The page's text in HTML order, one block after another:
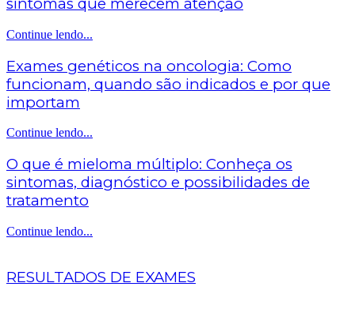
sintomas que merecem atenção
Continue lendo...
Exames genéticos na oncologia: Como
funcionam, quando são indicados e por que
importam
Continue lendo...
O que é mieloma múltiplo: Conheça os
sintomas, diagnóstico e possibilidades de
tratamento
Continue lendo...
RESULTADOS DE EXAMES